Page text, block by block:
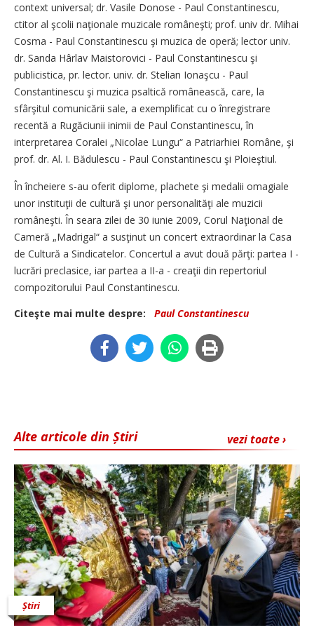
context universal; dr. Vasile Donose - Paul Constantinescu,
ctitor al şcolii naţionale muzicale româneşti; prof. univ dr. Mihai
Cosma - Paul Constantinescu şi muzica de operă; lector univ.
dr. Sanda Hârlav Maistorovici - Paul Constantinescu şi
publicistica, pr. lector. univ. dr. Stelian Ionaşcu - Paul
Constantinescu şi muzica psaltică românească, care, la
sfârşitul comunicării sale, a exemplificat cu o înregistrare
recentă a Rugăciunii inimii de Paul Constantinescu, în
interpretarea Coralei „Nicolae Lungu“ a Patriarhiei Române, şi
prof. dr. Al. I. Bădulescu - Paul Constantinescu şi Ploieştiul.
În încheiere s-au oferit diplome, plachete şi medalii omagiale
unor instituţii de cultură şi unor personalităţi ale muzicii
româneşti. În seara zilei de 30 iunie 2009, Corul Naţional de
Cameră „Madrigal“ a susţinut un concert extraordinar la Casa
de Cultură a Sindicatelor. Concertul a avut două părţi: partea I -
lucrări preclasice, iar partea a II-a - creaţii din repertoriul
compozitorului Paul Constantinescu.
Citeşte mai multe despre:
Paul Constantinescu
vezi toate ›
Alte articole din Știri
Știri